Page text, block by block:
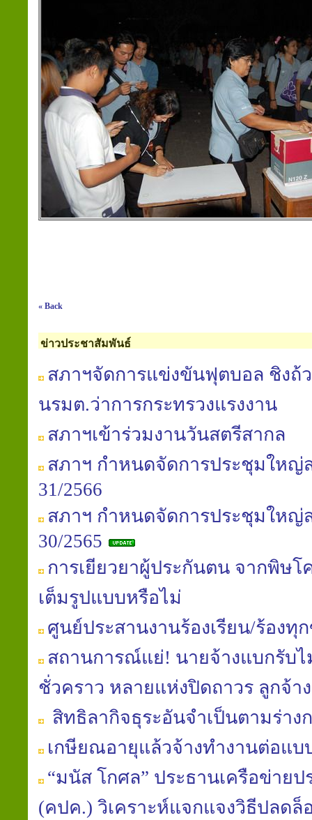
« Back
ข่าวประชาสัมพันธ์
สภาฯจัดการแข่งขันฟุตบอล ชิงถ้
นรมต.ว่าการกระทรวงแรงงาน
สภาฯเข้าร่วมงานวันสตรีสากล
สภาฯ กำหนดจัดการประชุมใหญ่
31/2566
สภาฯ กำหนดจัดการประชุมใหญ่
30/2565
การเยียวยาผู้ประกันตน จากพิษโ
เต็มรูปแบบหรือไม่
ศูนย์ประสานงานร้องเรียน/ร้องทุ
สถานการณ์แย่! นายจ้างแบกรับ
ชั่วคราว หลายแห่งปิดถาวร ลูกจ้า
สิทธิลากิจธุระอันจำเป็นตามร่า
เกษียณอายุแล้วจ้างทำงานต่อแบ
“มนัส โกศล” ประธานเครือข่าย
(คปค.) วิเคราะห์แจกแจงวิธีปลดล็